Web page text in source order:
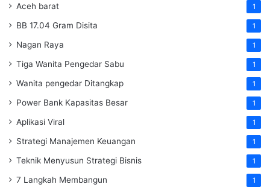
Aceh barat 1
BB 17.04 Gram Disita 1
Nagan Raya 1
Tiga Wanita Pengedar Sabu 1
Wanita pengedar Ditangkap 1
Power Bank Kapasitas Besar 1
Aplikasi Viral 1
Strategi Manajemen Keuangan 1
Teknik Menyusun Strategi Bisnis 1
7 Langkah Membangun 1